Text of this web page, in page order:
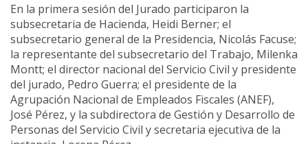
En la primera sesión del Jurado participaron la
subsecretaria de Hacienda, Heidi Berner; el
subsecretario general de la Presidencia, Nicolás Facuse;
la representante del subsecretario del Trabajo, Milenka
Montt; el director nacional del Servicio Civil y presidente
del jurado, Pedro Guerra; el presidente de la
Agrupación Nacional de Empleados Fiscales (ANEF),
José Pérez, y la subdirectora de Gestión y Desarrollo de
Personas del Servicio Civil y secretaria ejecutiva de la